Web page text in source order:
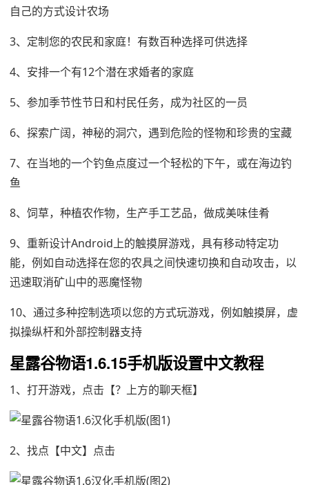
自己的方式设计农场
3、定制您的农民和家庭！有数百种选择可供选择
4、安排一个有12个潜在求婚者的家庭
5、参加季节性节日和村民任务，成为社区的一员
6、探索广阔，神秘的洞穴，遇到危险的怪物和珍贵的宝藏
7、在当地的一个钓鱼点度过一个轻松的下午，或在海边钓
鱼
8、饲草，种植农作物，生产手工艺品，做成美味佳肴
9、重新设计Android上的触摸屏游戏，具有移动特定功
能，例如自动选择在您的农具之间快速切换和自动攻击，以
迅速取消矿山中的恶魔怪物
10、通过多种控制选项以您的方式玩游戏，例如触摸屏，虚
拟操纵杆和外部控制器支持
星露谷物语1.6.15手机版设置中文教程
1、打开游戏，点击【？上方的聊天框】
2、找点【中文】点击